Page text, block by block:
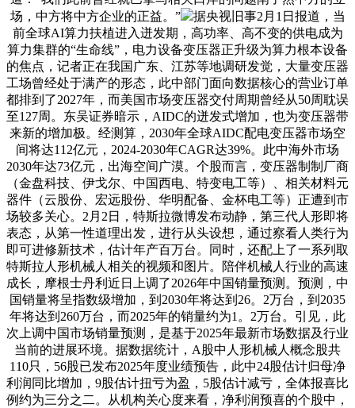
场，中方将中方企业的正益。”
据央视旧事2月1日报道，当
前全球AI算力扶植进入迸发期，高功率、高不变的供电成为
算力集群的“生命线”，电力设备变压器正升级为算力根本设备
的焦点，记者正在我国广东、江苏等地调研发觉，大量变压器
工场曾经处于满产的形态，此中部门面向数据核心的营业订单
都排到了2027年，而美国市场变压器交付周期曾经从50周耽误
至127周。东吴证券暗示，AIDC的迸发式增加，也为变压器带
来新的增加极。经测算，2030年全球AIDC配电变压器市场空
间将达112亿元，2024-2030年CAGR达39%。此中海外市场
2030年达73亿元，出海空间广漠。个股而言，变压器制制厂商
（金盘科技、伊戈尔、中国西电、特变电工等）、相关材料元
器件（云股份、宏远股份、华明配备、金杯电工等）正遭到市
场较多关心。2月2日，特斯拉微博发布动静，第三代人形即将
表态，从第一性道理出发，进行从头设想，通过察看人类行为
即可进修新技术，估计年产百万台。同时，还配上了一系列取
特斯拉人形机械人相关的视频和图片。陪伴机械人行业的高速
成长，摩根士丹利近日上调了2026年中国销量预测。预测，中
国销量将呈指数级增加，到2030年将达到26。2万台，到2035
年将达到260万台，而2025年的销量约为1。2万台。引见，此
次上调中国市场销量预测，是基于2025年最新市场数据及行业
当前的进展环境。据数据统计，A股中人形机械人概念股共
110只，56股已发布2025年度业绩预告，此中24股估计归母净
利润同比增加，9股估计扭亏为盈，5股估计减亏，全体报喜比
例约为三分之二。从机构关心度来看，净利润预喜的个股中，